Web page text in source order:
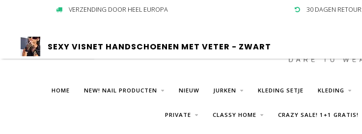
VERZENDING DOOR HEEL EUROPA 30 DAGEN RETOUR
HOME NEW! NAIL PRODUCTEN NIEUW JURKEN KLEDING SETJE KLEDING
PRIVATE CLASSY HOME CRAZY SALE! 1+1 GRATIS!
SEXY VISNET HANDSCHOENEN MET VETER - ZWART